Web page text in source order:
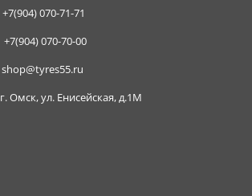
+7(904)070-71-71
+7(904)070-70-00
shop@tyres55.ru
г. Омск, ул. Енисейская, д.1М